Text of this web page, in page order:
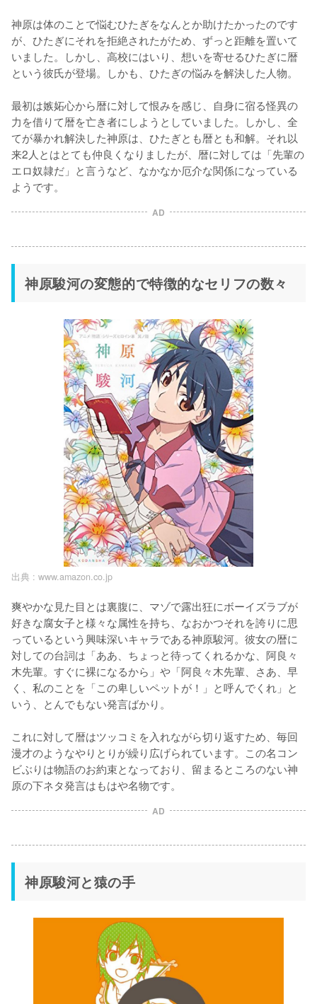
神原は体のことで悩むひたぎをなんとか助けたかったのです
が、ひたぎにそれを拒絶されたがため、ずっと距離を置いて
いました。しかし、高校にはいり、想いを寄せるひたぎに暦
という彼氏が登場。しかも、ひたぎの悩みを解決した人物。
最初は嫉妬心から暦に対して恨みを感じ、自身に宿る怪異の
力を借りて暦を亡き者にしようとしていました。しかし、全
てが暴かれ解決した神原は、ひたぎとも暦とも和解。それ以
来2人とはとても仲良くなりましたが、暦に対しては「先輩の
エロ奴隷だ」と言うなど、なかなか厄介な関係になっている
ようです。
AD
神原駿河の変態的で特徴的なセリフの数々
出典 : www.amazon.co.jp
爽やかな見た目とは裏腹に、マゾで露出狂にボーイズラブが
好きな腐女子と様々な属性を持ち、なおかつそれを誇りに思
っているという興味深いキャラである神原駿河。彼女の暦に
対しての台詞は「ああ、ちょっと待ってくれるかな、阿良々
木先輩。すぐに裸になるから」や「阿良々木先輩、さあ、早
く、私のことを「この卑しいペットが！」と呼んでくれ」と
いう、とんでもない発言ばかり。
これに対して暦はツッコミを入れながら切り返すため、毎回
漫才のようなやりとりが繰り広げられています。この名コン
ビぶりは物語のお約束となっており、留まるところのない神
原の下ネタ発言はもはや名物です。
AD
神原駿河と猿の手